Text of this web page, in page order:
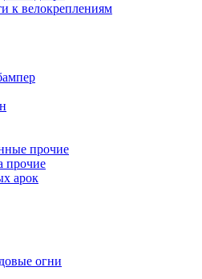
к велокреплениям
прочие
прочие
арок
огни